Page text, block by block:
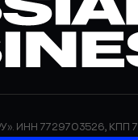
ИНН 7729703526, КПП